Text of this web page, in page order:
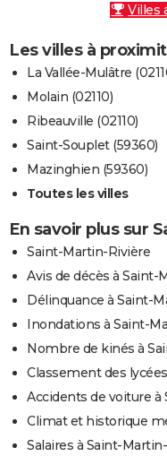
Villes
Les villes à
La Vallée-Mulâtre
Molain (02110)
Ribeauville (02110)
Saint-Souplet (59360)
Mazinghien (59360)
Toutes les villes
En savoir plus sur
Saint-Martin-Rivière
Avis de décès à Saint-
Délinquance à Saint-
Inondations à Saint-
Nombre de kinés à
Classement des
Accidents de voiture
Climat et historique
Salaires à Saint-